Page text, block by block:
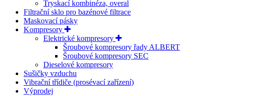
Tryskací kombinéza, overal
Filtrační sklo pro bazénové filtrace
Maskovací pásky
Kompresory
Elektrické kompresory
Šroubové kompresory řady ALBERT
Šroubové kompresory SEC
Dieselové kompresory
Sušičky vzduchu
Vibrační třídiče (prosévací zařízení)
Výprodej